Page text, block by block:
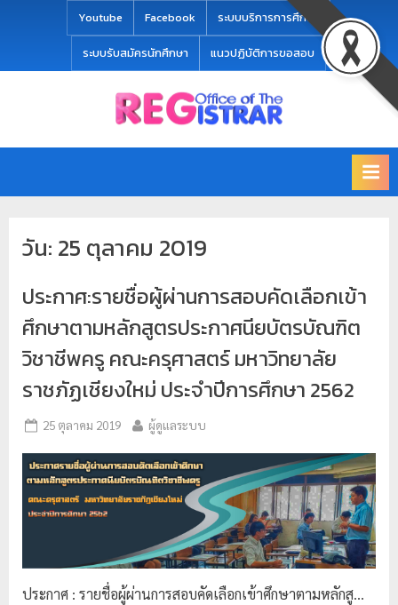
Youtube Facebook ระบบบริการการศึกษา
ระบบรับสมัครนักศึกษา แนวปฏิบัติการขอสอบ
นั
ท
ย
น
ล
ะ
ะ
ม
ว
ล
ผ
ล
the
วัน: 25 ตุลาคม 2019
ประกาศ:รายชื่อผู้ผ่านการสอบคัดเลือกเข้า
ศึกษาตามหลักสูตรประกาศนียบัตรบัณฑิต
วิชาชีพครู คณะครุศาสตร์ มหาวิทยาลัย
ราชภัฏเชียงใหม่ ประจำปีการศึกษา 2562
25 ตุลาคม 2019 ผู้ดูแลระบบ
ประกาศ : รายชื่อผู้ผ่านการสอบคัดเลือกเข้าศึกษาตามหลักสู…
modal-check